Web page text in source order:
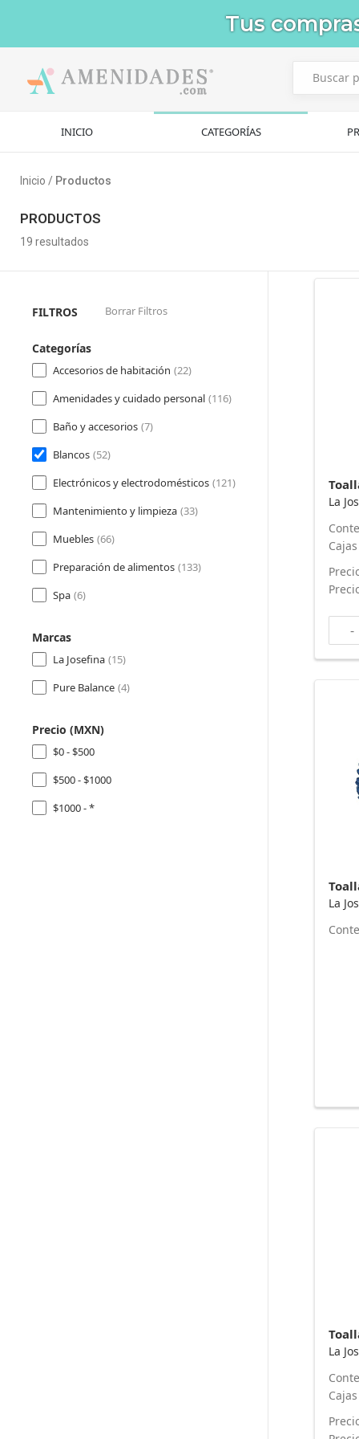
Tus
INICIO CATEGORÍAS
Inicio / Productos
PRODUCTOS
19 resultados
FILTROS Borrar Filtros
Categorías
Accesorios de habitación (22)
Amenidades y cuidado personal (116)
Baño y accesorios (7)
Blancos (52)
Electrónicos y electrodomésticos (121)
Mantenimiento y limpieza (33)
Muebles (66)
Preparación de alimentos (133)
Spa (6)
Marcas
La Josefina (15)
Pure Balance (4)
Precio (MXN)
$0 - $500
$500 - $1000
$1000 - *
La
-
La
La